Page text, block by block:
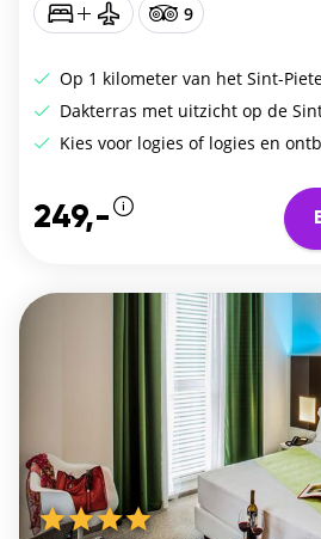
9
Op 1 kilometer van het Sint-
Dakterras met uitzicht op de
Kies voor logies of logies en
249,-